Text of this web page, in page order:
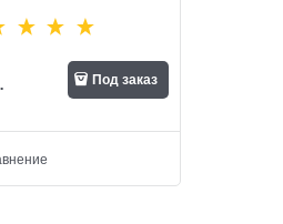
Под заказ